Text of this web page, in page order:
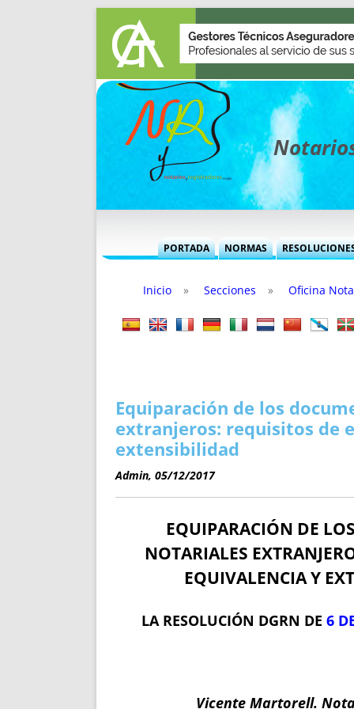
PORTADA NORMAS
INFORMES MENSUALES
TITULARES DESDE 2002
FUTURAS NORMAS
VOCES
Inicio » Secciones » Oficina
Equiparación de los
extranjeros: requisitos de
extensibilidad
Admin, 05/12/2017
EQUIPARACIÓN DE
NOTARIALES
EQUIVALENCIA Y
LA RESOLUCIÓN DGRN DE 6
Vicente Martorell.